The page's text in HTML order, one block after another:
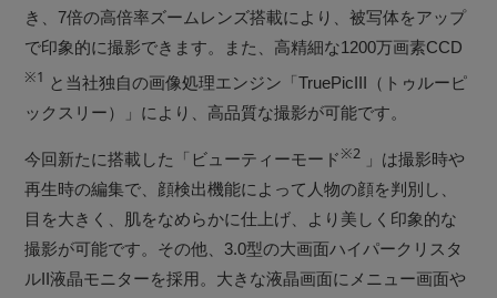
き、7倍の高倍率ズームレンズ搭載により、被写体をアップ
で印象的に撮影できます。また、高精細な1200万画素CCD
※1 と当社独自の画像処理エンジン「TruePicIII（トゥルーピ
ックスリー）」により、高品質な撮影が可能です。
今回新たに搭載した「ビューティーモード※2 」は撮影時や
再生時の編集で、顔検出機能によって人物の顔を判別し、
目を大きく、肌をなめらかに仕上げ、より美しく印象的な
撮影が可能です。その他、3.0型の大画面ハイパークリスタ
ルII液晶モニターを採用。大きな液晶画面にメニュー画面や